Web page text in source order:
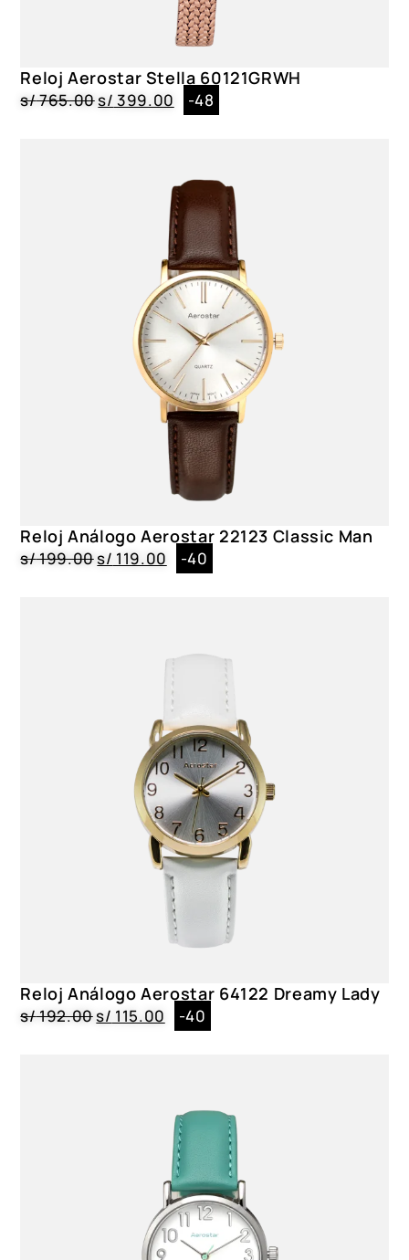
Género
Caballero
Reloj Aerostar Stella 60121GRWH
s/765.00s/ 399.00 -48
Reloj Análogo Aerostar 22123 Classic Man
s/199.00s/ 119.00 -40
Reloj Análogo Aerostar 64122 Dreamy Lady
s/192.00s/ 115.00 -40